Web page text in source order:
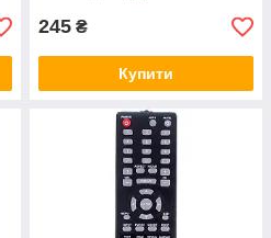
245 ₴
Купити